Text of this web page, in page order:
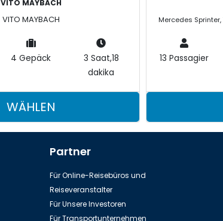
VITO MAYBACH
VITO MAYBACH
4 Gepäck
3 Saat,18
dakika
WÄHLEN
13 Passagier
Partner
Für Online-Reisebüros und
Reiseveranstalter
Für Unsere Investoren
Für Transportunternehmen